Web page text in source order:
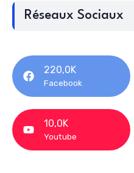
Réseaux Sociaux
220,0K
Facebook
10,0K
Youtube